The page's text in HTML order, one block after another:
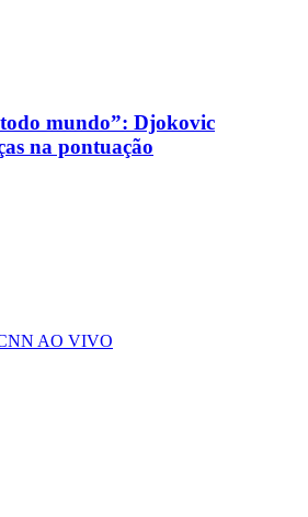
mundo”: Djokovic
na pontuação
AO VIVO